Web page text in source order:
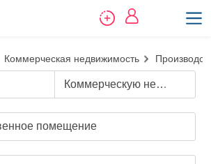
Коммерческая недвижимость
Коммерческую недвижимость
помещение